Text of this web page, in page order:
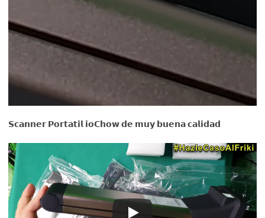
𝗦𝗰𝗮𝗻𝗻𝗲𝗿 𝗣𝗼𝗿𝘁𝗮𝘁𝗶𝗹 𝗶𝗼𝗖𝗵𝗼𝘄 𝗱𝗲 𝗺𝘂𝘆 𝗯𝘂𝗲𝗻𝗮 𝗰𝗮𝗹𝗶𝗱𝗮𝗱